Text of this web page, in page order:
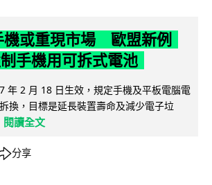
機或重現市場 歐盟新例
手機用可拆式電池
年 2 月 18 日生效，規定手機及平板電腦電
換，目標是延長裝置壽命及減少電子垃
閱讀全文
分享